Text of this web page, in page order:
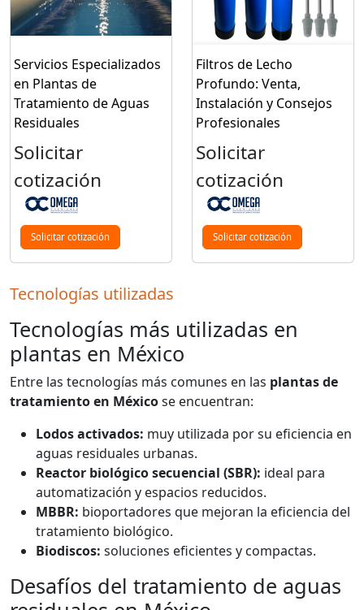
Servicios Especializados
en Plantas de
Tratamiento de Aguas
Residuales
Solicitar
cotización
Solicitar cotización
Filtros de Lecho
Profundo: Venta,
Instalación y Consejos
Profesionales
Solicitar
cotización
Solicitar cotización
Tecnologías utilizadas
Tecnologías más utilizadas en
plantas en México
Entre las tecnologías más comunes en las plantas de
tratamiento en Méxicose encuentran:
Lodos activados: muy utilizada por su eficiencia en
aguas residuales urbanas.
Reactor biológico secuencial (SBR): ideal para
automatización y espacios reducidos.
MBBR: bioportadores que mejoran la eficiencia del
tratamiento biológico.
Biodiscos: soluciones eficientes y compactas.
Desafíos del tratamiento de aguas